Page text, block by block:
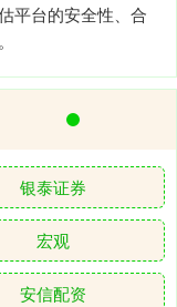
平台的安全性、合
银泰证券
宏观
安信配资